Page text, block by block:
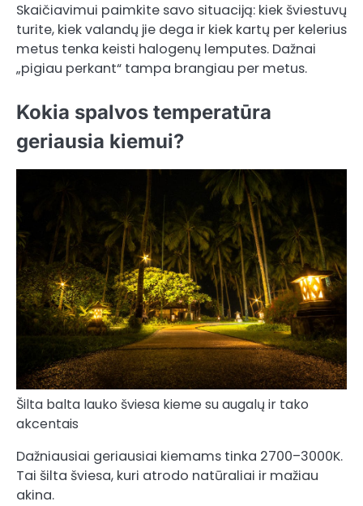
Skaičiavimui paimkite savo situaciją: kiek šviestuvų
turite, kiek valandų jie dega ir kiek kartų per kelerius
metus tenka keisti halogenų lemputes. Dažnai
„pigiau perkant“ tampa brangiau per metus.
Kokia spalvos temperatūra
geriausia kiemui?
Šilta balta lauko šviesa kieme su augalų ir tako
akcentais
Dažniausiai geriausiai kiemams tinka 2700–3000K.
Tai šilta šviesa, kuri atrodo natūraliai ir mažiau
akina.